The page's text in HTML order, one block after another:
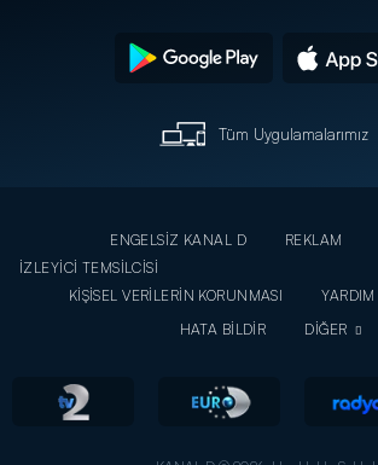
Tüm Uygulamalarımız
ENGELSİZ KANAL D REKLAM
İZLEYİCİ TEMSİLCİSİ
KİŞİSEL VERİLERİN KORUNMASI
YARDIM
HATA BİLDİR
DİĞER